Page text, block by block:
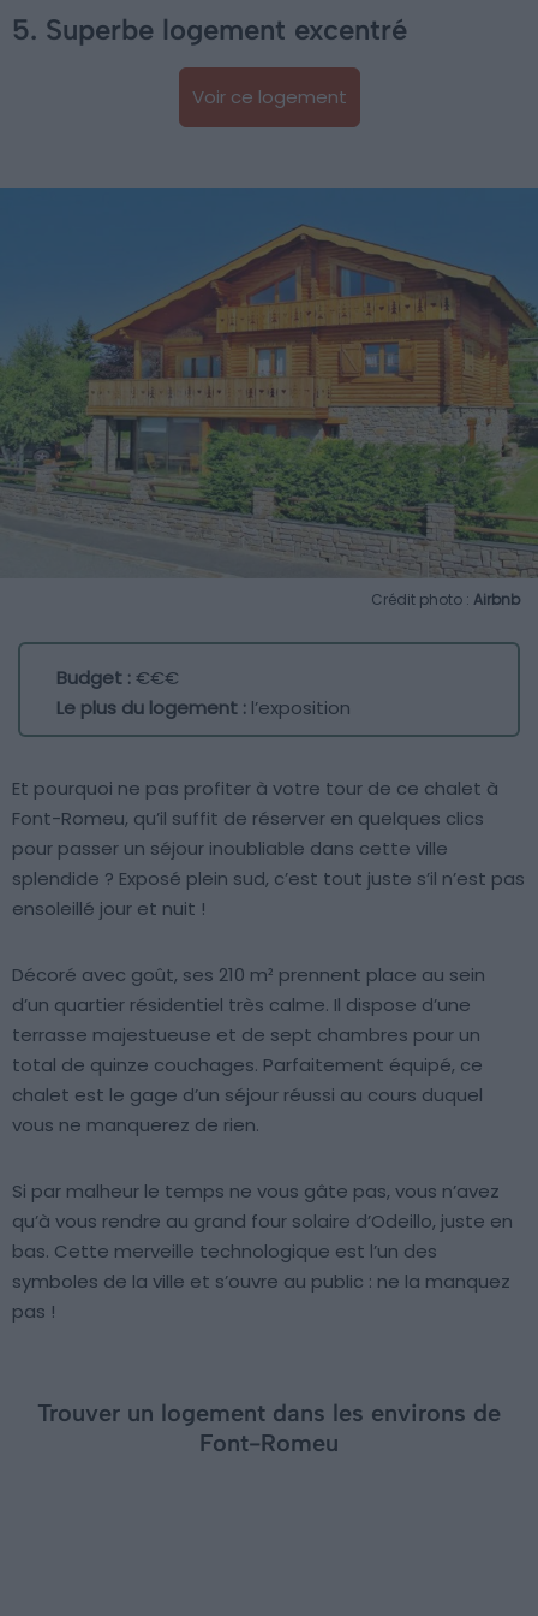
5. Superbe logement excentré
Voir ce logement
Crédit photo : Airbnb
Budget :€€€
Le plus du logement : l’exposition
Et pourquoi ne pas profiter à votre tour de ce chalet à
Font-Romeu, qu’il suffit de réserver en quelques clics
pour passer un séjour inoubliable dans cette ville
splendide ? Exposé plein sud, c’est tout juste s’il n’est pas
ensoleillé jour et nuit !
Décoré avec goût, ses 210 m² prennent place au sein
d’un quartier résidentiel très calme. Il dispose d’une
terrasse majestueuse et de sept chambres pour un
total de quinze couchages. Parfaitement équipé, ce
chalet est le gage d’un séjour réussi au cours duquel
vous ne manquerez de rien.
Si par malheur le temps ne vous gâte pas, vous n’avez
qu’à vous rendre au grand four solaire d’Odeillo, juste en
bas. Cette merveille technologique est l’un des
symboles de la ville et s’ouvre au public : ne la manquez
pas !
Trouver un logement dans les environs de
Font-Romeu